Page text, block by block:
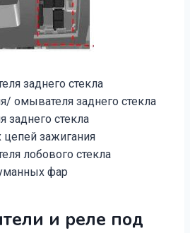
заднего стекла
омывателя заднего стекла
заднего стекла
зажигания
лобового стекла
фар
и реле под